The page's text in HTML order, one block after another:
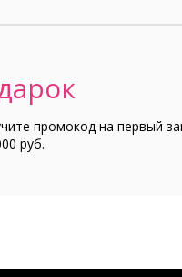
промокод на первый
руб.